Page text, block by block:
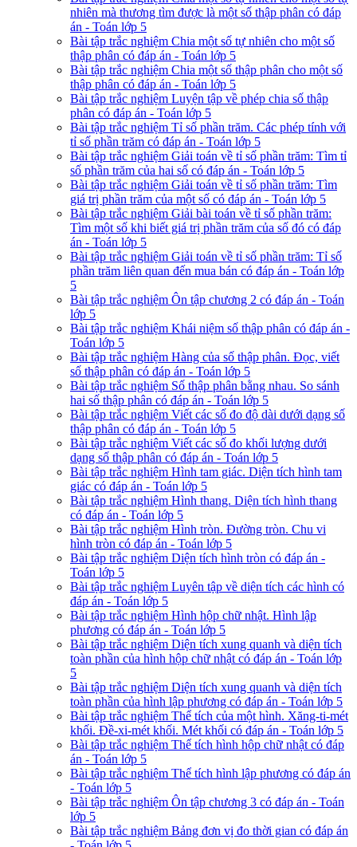
nhiên mà thương tìm được là một số thập phân có đáp
án - Toán lớp 5
Bài tập trắc nghiệm Chia một số tự nhiên cho một số
thập phân có đáp án - Toán lớp 5
Bài tập trắc nghiệm Chia một số thập phân cho một số
thập phân có đáp án - Toán lớp 5
Bài tập trắc nghiệm Luyện tập về phép chia số thập
phân có đáp án - Toán lớp 5
Bài tập trắc nghiệm Tỉ số phần trăm. Các phép tính với
tỉ số phần trăm có đáp án - Toán lớp 5
Bài tập trắc nghiệm Giải toán về tỉ số phần trăm: Tìm tỉ
số phần trăm của hai số có đáp án - Toán lớp 5
Bài tập trắc nghiệm Giải toán về tỉ số phần trăm: Tìm
giá trị phần trăm của một số có đáp án - Toán lớp 5
Bài tập trắc nghiệm Giải bài toán về tỉ số phần trăm:
Tìm một số khi biết giá trị phần trăm của số đó có đáp
án - Toán lớp 5
Bài tập trắc nghiệm Giải toán về tỉ số phần trăm: Tỉ số
phần trăm liên quan đến mua bán có đáp án - Toán lớp
5
Bài tập trắc nghiệm Ôn tập chương 2 có đáp án - Toán
lớp 5
Bài tập trắc nghiệm Khái niệm số thập phân có đáp án -
Toán lớp 5
Bài tập trắc nghiệm Hàng của số thập phân. Đọc, viết
số thập phân có đáp án - Toán lớp 5
Bài tập trắc nghiệm Số thập phân bằng nhau. So sánh
hai số thập phân có đáp án - Toán lớp 5
Bài tập trắc nghiệm Viết các số đo độ dài dưới dạng số
thập phân có đáp án - Toán lớp 5
Bài tập trắc nghiệm Viết các số đo khối lượng dưới
dạng số thập phân có đáp án - Toán lớp 5
Bài tập trắc nghiệm Hình tam giác. Diện tích hình tam
giác có đáp án - Toán lớp 5
Bài tập trắc nghiệm Hình thang. Diện tích hình thang
có đáp án - Toán lớp 5
Bài tập trắc nghiệm Hình tròn. Đường tròn. Chu vi
hình tròn có đáp án - Toán lớp 5
Bài tập trắc nghiệm Diện tích hình tròn có đáp án -
Toán lớp 5
Bài tập trắc nghiệm Luyên tập về diện tích các hình có
đáp án - Toán lớp 5
Bài tập trắc nghiệm Hình hộp chữ nhật. Hình lập
phương có đáp án - Toán lớp 5
Bài tập trắc nghiệm Diện tích xung quanh và diện tích
toàn phần của hình hộp chữ nhật có đáp án - Toán lớp
5
Bài tập trắc nghiệm Diện tích xung quanh và diện tích
toàn phần của hình lập phương có đáp án - Toán lớp 5
Bài tập trắc nghiệm Thể tích của một hình. Xăng-ti-mét
khối. Đề-xi-mét khối. Mét khối có đáp án - Toán lớp 5
Bài tập trắc nghiệm Thể tích hình hộp chữ nhật có đáp
án - Toán lớp 5
Bài tập trắc nghiệm Thể tích hình lập phương có đáp án
- Toán lớp 5
Bài tập trắc nghiệm Ôn tập chương 3 có đáp án - Toán
lớp 5
Bài tập trắc nghiệm Bảng đơn vị đo thời gian có đáp án